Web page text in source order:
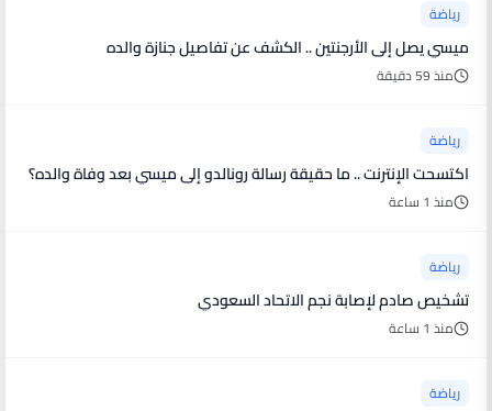
رياضة
ميسي يصل إلى الأرجنتين .. الكشف عن تفاصيل جنازة والده
منذ 59 دقيقة
رياضة
اكتسحت الإنترنت .. ما حقيقة رسالة رونالدو إلى ميسي بعد وفاة والده؟
منذ 1 ساعة
رياضة
تشخيص صادم لإصابة نجم الاتحاد السعودي
منذ 1 ساعة
رياضة